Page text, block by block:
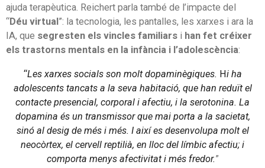
ajuda terapèutica. Reichert parla també de l’impacte del
“Déu virtual ”: la tecnologia, les pantalles, les xarxes i ara la
IA, que segresten els vincles familiars i han fet créixer
els trastorns mentals en la infància i l’adolescència:
“Les xarxes socials son molt dopaminègiques. Hi ha
adolescents tancats a la seva habitació, que han reduït el
contacte presencial, corporal i afectiu, i la serotonina. La
dopamina és un transmissor que mai porta a la sacietat,
sinó al desig de més i més. I així es desenvolupa molt el
neocòrtex, el cervell reptilià, en lloc del límbic afectiu; i
comporta menys afectivitat i més fredor.”